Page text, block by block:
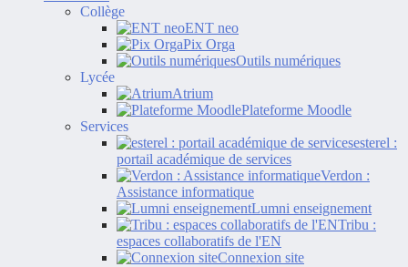
Collège
ENT neo
Pix Orga
Outils numériques
Lycée
Atrium
Plateforme Moodle
Services
esterel :
portail académique de services
Verdon :
Assistance informatique
Lumni enseignement
Tribu :
espaces collaboratifs de l'EN
Connexion site